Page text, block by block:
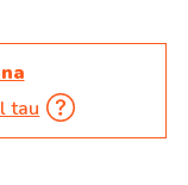
tau